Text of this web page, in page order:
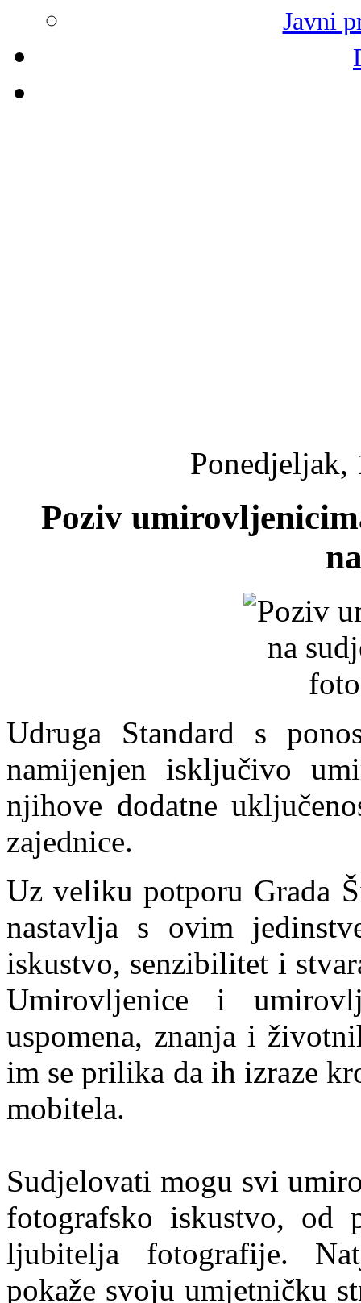
Javni
Ponedjeljak,
Poziv
Udruga Standard s
namijenjen isključivo
njihove dodatne
zajednice.
Uz veliku potporu Grada
nastavlja s ovim
iskustvo, senzibilitet i
Umirovljenice i
uspomena, znanja i
im se prilika da ih izraze
mobitela.
Sudjelovati mogu svi
fotografsko iskustvo, od
ljubitelja fotografije.
pokaže svoju umjetničku